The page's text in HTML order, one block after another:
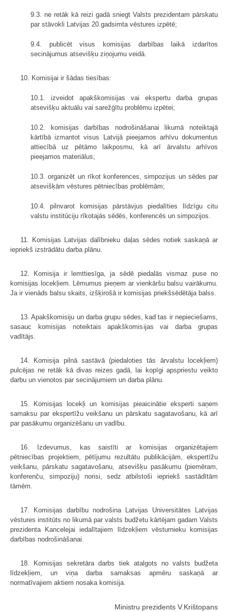
9.3. ne retāk kā reizi gadā sniegt Valsts prezidentam pārskatu
par stāvokli Latvijas 20.gadsimta vēstures izpētē;
9.4. publicēt visus komisijas darbības laikā izdarītos
secinājumus atsevišķu ziņojumu veidā.
10. Komisijai ir šādas tiesības:
10.1. izveidot apakškomisijas vai ekspertu darba grupas
atsevišķu aktuālu vai sarežģītu problēmu izpētei;
10.2. komisijas darbības nodrošināšanai likumā noteiktajā
kārtībā izmantot visus Latvijā pieejamos arhīvu dokumentus
attiecībā uz pētāmo laikposmu, kā arī ārvalstu arhīvos
pieejamos materiālus;
10.3. organizēt un rīkot konferences, simpozijus un sēdes par
atsevišķām vēstures pētniecības problēmām;
10.4. pilnvarot komisijas pārstāvjus piedalīties līdzīgu citu
valstu institūciju rīkotajās sēdēs, konferencēs un simpozijos.
11. Komisijas Latvijas dalībnieku daļas sēdes notiek saskaņā ar
iepriekš izstrādātu darba plānu.
12. Komisija ir lemttiesīga, ja sēdē piedalās vismaz puse no
komisijas locekļiem. Lēmumus pieņem ar vienkāršu balsu vairākumu.
Ja ir vienāds balsu skaits, izšķirošā ir komisijas priekšsēdētāja balss.
13. Apakškomisiju un darba grupu sēdes, kad tas ir nepieciešams,
sasauc komisijas noteiktais apakškomisijas vai darba grupas
vadītājs.
14. Komisija pilnā sastāvā (piedaloties tās ārvalstu locekļiem)
pulcējas ne retāk kā divas reizes gadā, lai kopīgi apspriestu veikto
darbu un vienotos par secinājumiem un darba plānu.
15. Komisijas locekļi un komisijas pieaicinātie eksperti saņem
samaksu par ekspertīžu veikšanu un pārskatu sagatavošanu, kā arī
par pasākumu organizēšanu un vadību.
16. Izdevumus, kas saistīti ar komisijas organizētajiem
pētniecības projektiem, pētījumu rezultātu publikācijām, ekspertīžu
veikšanu, pārskatu sagatavošanu, atsevišķu pasākumu (piemēram,
konferenču, simpoziju) norisi, sedz atbilstoši iepriekš sastādītām
tāmēm.
17. Komisijas darbību nodrošina Latvijas Universitātes Latvijas
vēstures institūts no likumā par valsts budžetu kārtējam gadam Valsts
prezidenta Kancelejai iedalītajiem līdzekļiem vēsturnieku komisijas
darbības nodrošināšanai.
18. Komisijas sekretāra darbs tiek atalgots no valsts budžeta
līdzekļiem, un viņa darba samaksas apmēru saskaņā ar
normatīvajiem aktiem nosaka komisija.
Ministru prezidents V.Krištopans